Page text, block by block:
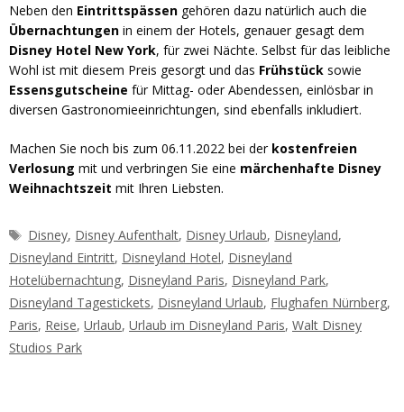
Neben den Eintrittspässen gehören dazu natürlich auch die
Übernachtungen in einem der Hotels, genauer gesagt dem
Disney Hotel New York, für zwei Nächte. Selbst für das leibliche
Wohl ist mit diesem Preis gesorgt und das Frühstück sowie
Essensgutscheine für Mittag- oder Abendessen, einlösbar in
diversen Gastronomieeinrichtungen, sind ebenfalls inkludiert.
Machen Sie noch bis zum 06.11.2022 bei der kostenfreien
Verlosung mit und verbringen Sie eine märchenhafte Disney
Weihnachtszeit mit Ihren Liebsten.
Schlagwörter
Disney, Disney Aufenthalt, Disney Urlaub, Disneyland,
Disneyland Eintritt, Disneyland Hotel, Disneyland
Hotelübernachtung, Disneyland Paris, Disneyland Park,
Disneyland Tagestickets, Disneyland Urlaub, Flughafen Nürnberg,
Paris, Reise, Urlaub, Urlaub im Disneyland Paris, Walt Disney
Studios Park